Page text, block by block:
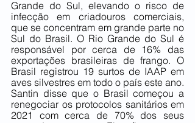
Grande do Sul, elevando o risco de
infecção em criadouros comerciais,
que se concentram em grande parte no
Sul do Brasil. O Rio Grande do Sul é
responsável por cerca de 16% das
exportações brasileiras de frango. O
Brasil registrou 19 surtos de IAAP em
aves silvestres em todo o país este ano.
Santin disse que o Brasil começou a
renegociar os protocolos sanitários em
2021 com cerca de 70% dos seus